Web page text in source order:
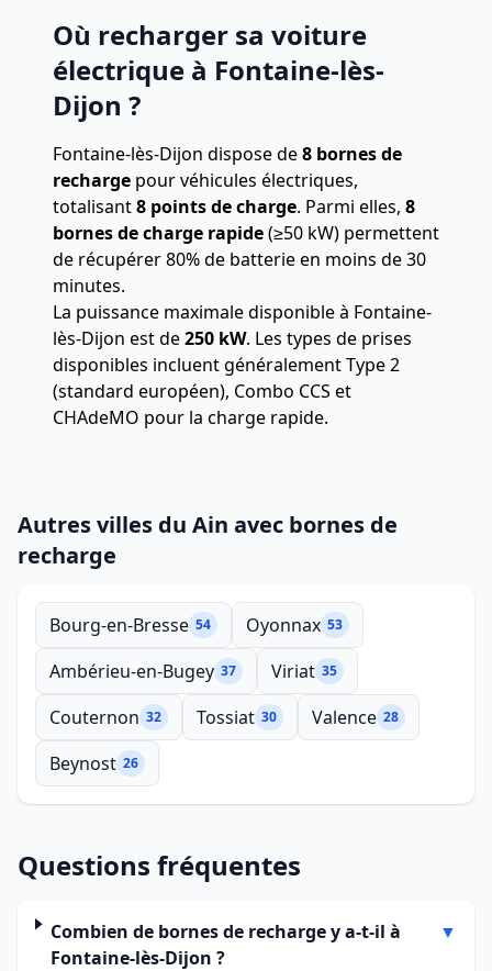
Où recharger sa voiture
électrique à Fontaine-lès-
Dijon ?
Fontaine-lès-Dijon dispose de8 bornes de
recharge pour véhicules électriques,
totalisant8 points de charge. Parmi elles, 8
bornes de charge rapide(≥50 kW) permettent
de récupérer 80% de batterie en moins de 30
minutes.
La puissance maximale disponible à Fontaine-
lès-Dijon est de250 kW. Les types de prises
disponibles incluent généralement Type 2
(standard européen), Combo CCS et
CHAdeMO pour la charge rapide.
Autres villes du Ain avec bornes de
recharge
Bourg-en-Bresse 54 Oyonnax 53
Ambérieu-en-Bugey 37 Viriat 35
Couternon 32 Tossiat 30 Valence 28
Beynost 26
Questions fréquentes
Combien de bornes de recharge y a-t-il à
Fontaine-lès-Dijon ?
▼